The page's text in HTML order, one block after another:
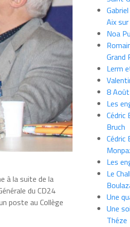
à la suite de la
du CD24
poste au Collège
Aix
Noa
Grand
Lerm
8 Août
Les
Cédric
Bruch
Cédric
Les
Le
Une
Une
Théze